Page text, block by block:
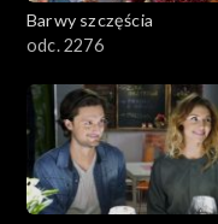
Barwy szczęścia
odc. 2276